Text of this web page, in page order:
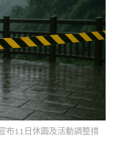
布11日休園及活動調整措